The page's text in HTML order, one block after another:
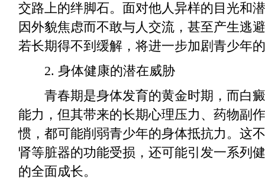
交路上的绊脚石。面对他人异样的目光和
因外貌焦虑而不敢与人交流，甚至产生逃
若长期得不到缓解，将进一步加剧青少年
2. 身体健康的潜在威胁
青春期是身体发育的黄金时期，而白癜
能力，但其带来的长期心理压力、药物副
惯，都可能削弱青少年的身体抵抗力。这
肾等脏器的功能受损，还可能引发一系列
的全面成长。